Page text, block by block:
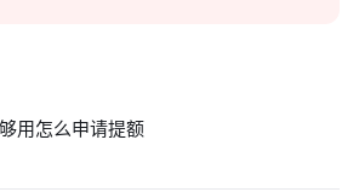
用怎么申请提额